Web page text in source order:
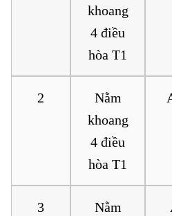
khoang
4 điều
hòa T1
2
Nằm
khoang
4 điều
hòa T1
3
Nằm